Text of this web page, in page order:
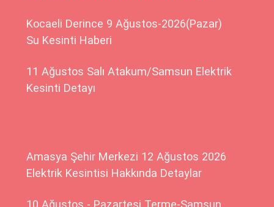
Kocaeli Derince 9 Ağustos-2026(Pazar)
Su Kesinti Haberi
11 Ağustos Salı Atakum/Samsun Elektrik
Kesinti Detayı
Amasya Şehir Merkezi 12 Ağustos 2026
Elektrik Kesintisi Hakkında Detaylar